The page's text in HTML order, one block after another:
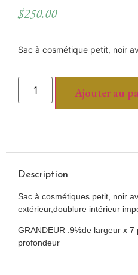
$250.00
Sac à cosmétique petit, noir
Ajouter au
Description
Sac à cosmétiques petit, noir
extérieur,doublure intérieur
GRANDEUR :9½de largeur x
profondeur